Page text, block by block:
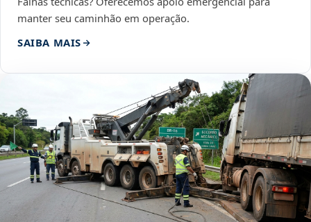
manter seu caminhão em operação.
SAIBA MAIS